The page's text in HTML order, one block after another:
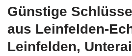
Günstige
aus Leinfelden-
Leinfelden,